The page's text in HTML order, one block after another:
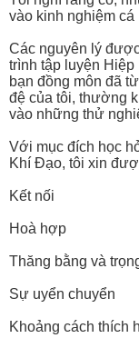
vào kinh nghiệm cá
Các nguyên lý
trình tập luyện
bạn đồng môn đã
đệ của tôi, thường
vào những thử
Với mục đích học
Khí Đạo, tôi xin
Kết nối
Hoà hợp
Thăng bằng và
Sự uyển chuyển
Khoảng cách thích